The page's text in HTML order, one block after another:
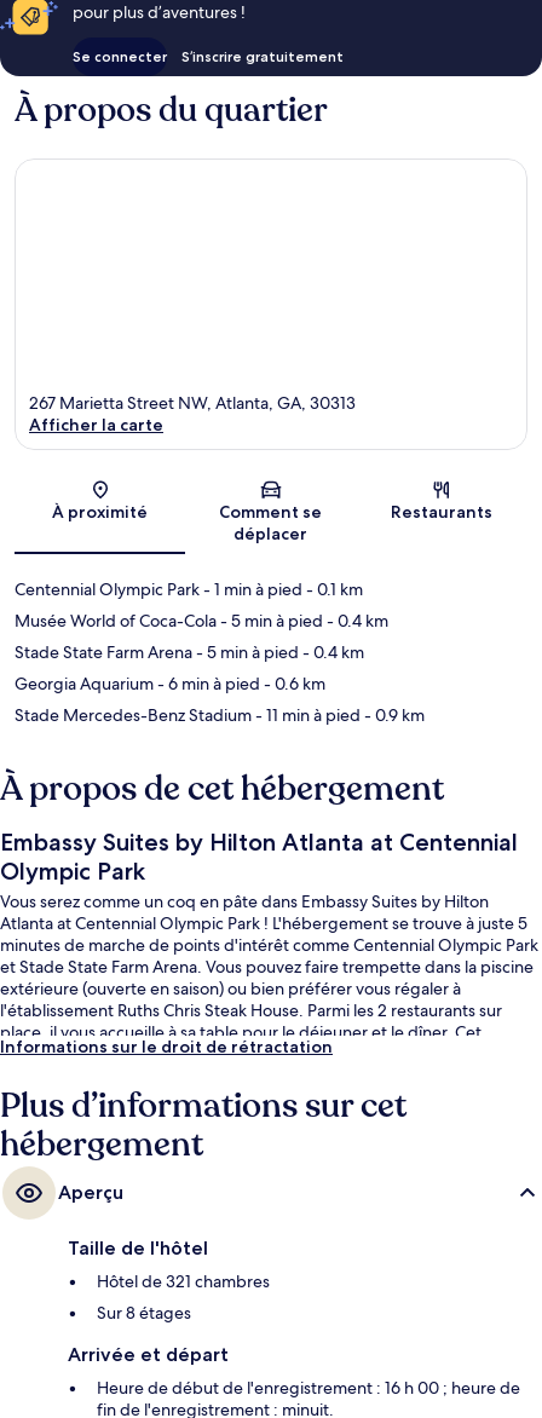
pour plus d’aventures !
Se connecter S’inscrire gratuitement
À propos du quartier
Carte
267 Marietta Street NW, Atlanta, GA, 30313
Afficher la carte
À proximité
Comment se
déplacer
Restaurants
Centennial Olympic Park- 1 min à pied - 0.1 km
Musée World of Coca-Cola- 5 min à pied - 0.4 km
Stade State Farm Arena- 5 min à pied - 0.4 km
Georgia Aquarium- 6 min à pied - 0.6 km
Stade Mercedes-Benz Stadium- 11 min à pied - 0.9 km
À propos de cet hébergement
Embassy Suites by Hilton Atlanta at Centennial
Olympic Park
Vous serez comme un coq en pâte dans Embassy Suites by Hilton
Atlanta at Centennial Olympic Park ! L'hébergement se trouve à juste 5
minutes de marche de points d'intérêt comme Centennial Olympic Park
et Stade State Farm Arena. Vous pouvez faire trempette dans la piscine
extérieure (ouverte en saison) ou bien préférer vous régaler à
l'établissement Ruths Chris Steak House. Parmi les 2 restaurants sur
place, il vous accueille à sa table pour le déjeuner et le dîner. Cet
hébergement abrite un bar / salon et une salle de fitness, tandis que,
micro-ondes. Le personnel attentionné et le petit déjeuner remportent
un franc succès auprès des autres voyageurs. L'hébergement se situe à
une très courte distance à pied des transports publics : Station de
métro Dome-GWCC-Philips Arena-CNN Center se trouve à 8 min et
Station de métro Peachtree Center, à 10 min.
Informations sur le droit de rétractation
Plus d’informations sur cet
hébergement
Aperçu
Taille de l'hôtel
Hôtel de 321 chambres
Sur 8 étages
Arrivée et départ
Heure de début de l'enregistrement : 16 h 00 ; heure de
fin de l'enregistrement : minuit.